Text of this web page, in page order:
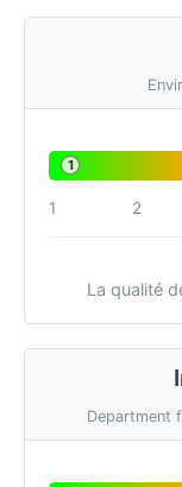
1
1 2
La qualité
Department